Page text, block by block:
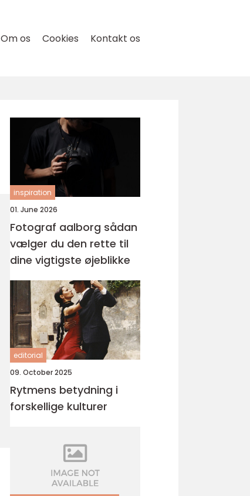
Om os Cookies Kontakt os
inspiration
01. June 2026
Fotograf aalborg sådan
vælger du den rette til
dine vigtigste øjeblikke
editorial
09. October 2025
Rytmens betydning i
forskellige kulturer